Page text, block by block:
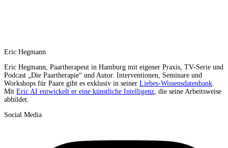
Eric Hegmann
Eric Hegmann, Paartherapeut in Hamburg mit eigener Praxis, TV-Serie und
Podcast „Die Paartherapie“ und Autor. Interventionen, Seminare und
Workshops für Paare gibt es exklusiv in seiner Liebes-Wissensdatenbank.
Mit Eric AI entwickelt er eine künstliche Intelligenz, die seine Arbeitsweise
abbildet.
Social Media